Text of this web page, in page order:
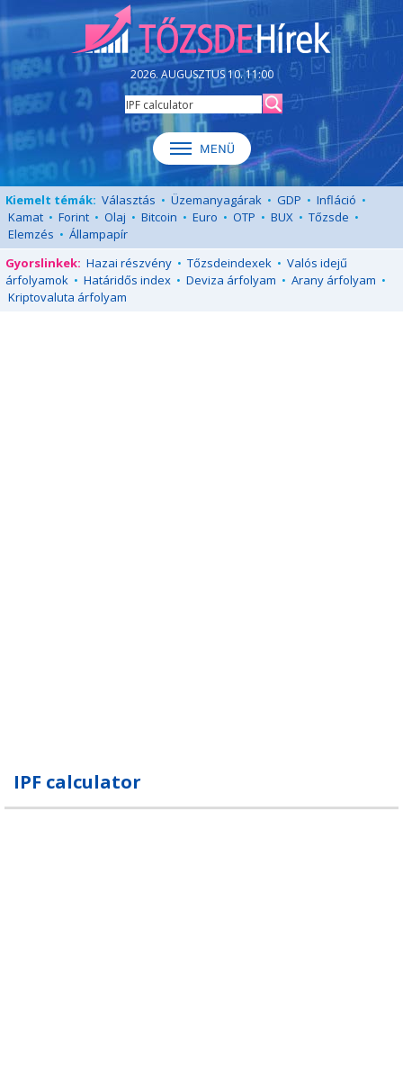
2026. AUGUSZTUS 10. 11:00
Kiemelt témák: Választás • Üzemanyagárak • GDP • Infláció •
Kamat • Forint • Olaj • Bitcoin • Euro • OTP • BUX • Tőzsde •
Elemzés • Állampapír
Gyorslinkek: Hazai részvény • Tőzsdeindexek • Valós idejű
árfolyamok • Határidős index • Deviza árfolyam • Arany árfolyam •
Kriptovaluta árfolyam
IPF calculator